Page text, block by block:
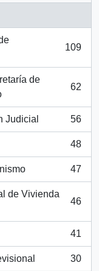
109
de
62
Judicial 56
48
47
de Vivienda
46
41
30